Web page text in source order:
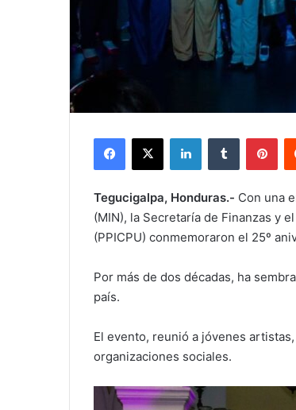
Facebook
X LinkedInTumblr
Tegucigalpa, Honduras.- Con una
(MIN), la Secretaría de Finanzas y
(PPICPU) conmemoraron el 25º
Por más de dos décadas, ha
país.
El evento, reunió a jóvenes
organizaciones sociales.